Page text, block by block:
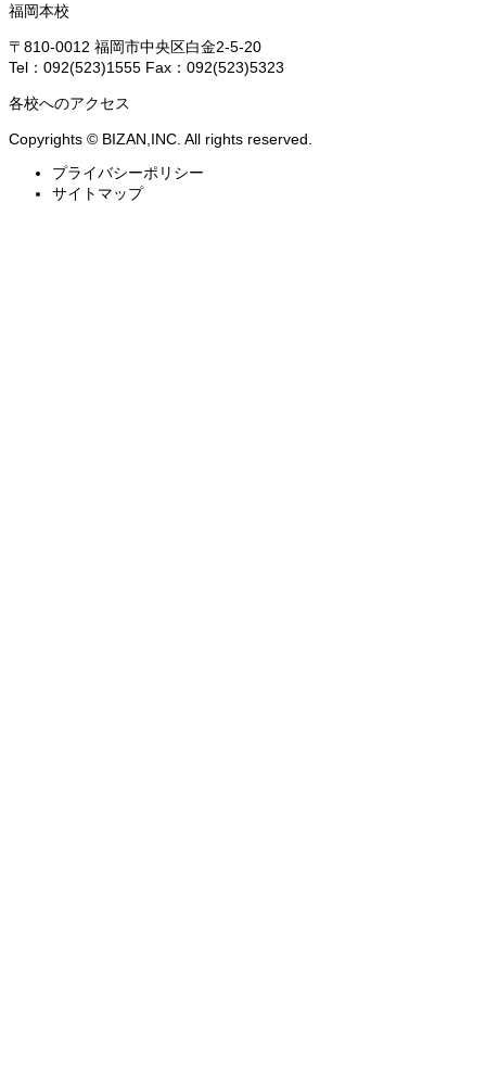
福岡本校
〒810-0012 福岡市中央区白金2-5-20
Tel：092(523)1555 Fax：092(523)5323
各校へのアクセス
Copyrights © BIZAN,INC. All rights reserved.
プライバシーポリシー
サイトマップ